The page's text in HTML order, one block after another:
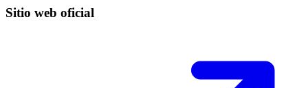
Sitio web oficial